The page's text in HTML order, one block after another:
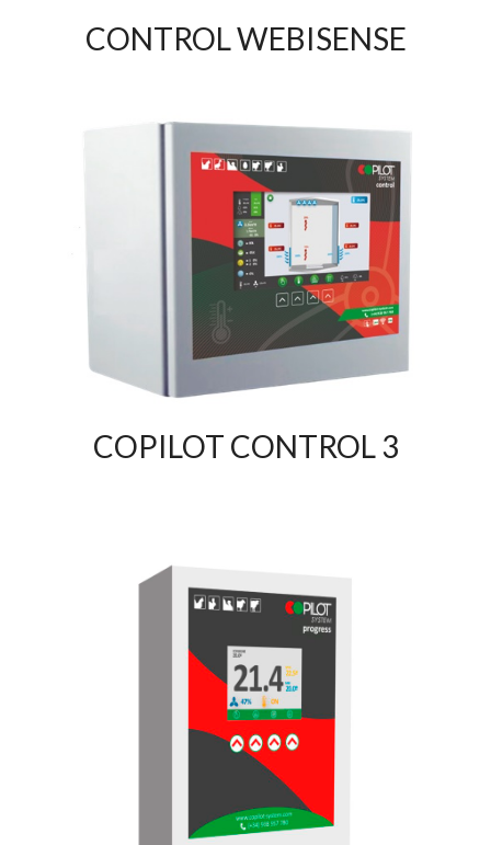
CONTROL WEBISENSE
COPILOT CONTROL 3